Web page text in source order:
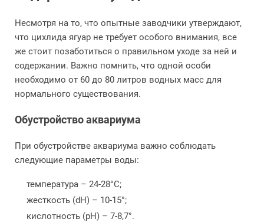
Несмотря на то, что опытные заводчики утверждают,
что цихлида ягуар не требует особого внимания, все
же стоит позаботиться о правильном уходе за ней и
содержании. Важно помнить, что одной особи
необходимо от 60 до 80 литров водных масс для
нормального существования.
Обустройство аквариума
При обустройстве аквариума важно соблюдать
следующие параметры воды:
температура – 24-28°С;
жесткость (dH) – 10-15°;
кислотность (рН) – 7-8,7°.